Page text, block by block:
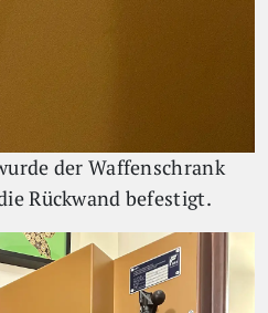
der Waffenschrank
Rückwand befestigt.